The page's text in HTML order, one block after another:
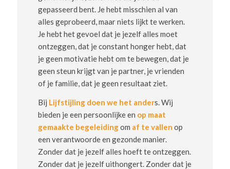
gepasseerd bent. Je hebt misschien al van
alles geprobeerd, maar niets lijkt te werken.
Je hebt het gevoel dat je jezelf alles moet
ontzeggen, dat je constant honger hebt, dat
je geen motivatie hebt om te bewegen, dat je
geen steun krijgt van je partner, je vrienden
of je familie, dat je geen resultaat ziet.
Bij Lijfstijling doen we het anders. Wij
bieden je een persoonlijke en op maat
gemaakte begeleidingom af te vallen op
een verantwoorde en gezonde manier.
Zonder dat je jezelf alles hoeft te ontzeggen.
Zonder dat je jezelf uithongert. Zonder dat je